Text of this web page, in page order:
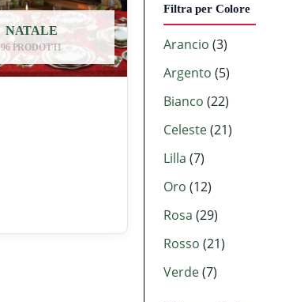
NATALE
96 PRODOTTI
Filtra per Colore
Arancio (3)
Argento (5)
Bianco (22)
Celeste(21)
Lilla (7)
Oro (12)
Rosa (29)
Rosso (21)
Verde(7)